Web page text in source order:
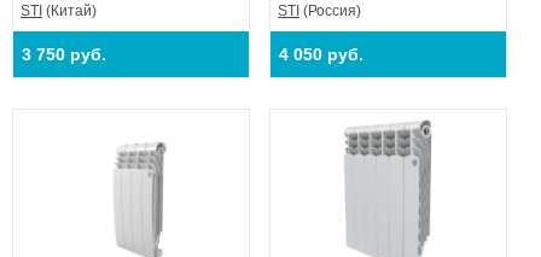
STI (Китай)
3 750 руб.
STI (Россия)
4 050 руб.